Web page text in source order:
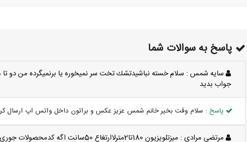
پاسخ به سوالات شما
سايه شمس : سلام خسته نباشيدتشك تخت سر نميخوره يا برنميگرده من دو
جواب بديد
پاسخ : سلام وقت بخیر خانم شمس عزیز عکس و براتون داخل واتس اپ ارسال
مرتضی مرادی :
میزتلویزیون 180تا2مترلاارتغاع 50سانت